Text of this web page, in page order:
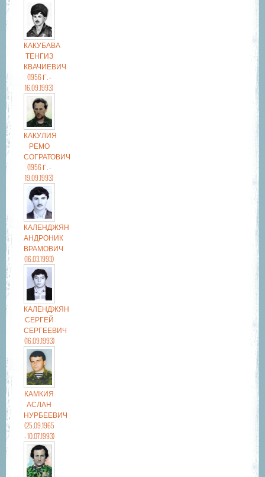
КАКУБАВА
ТЕНГИЗ
КВАЧИЕВИЧ
(1956 Г. -
16.09.1993)
КАКУЛИЯ
РЕМО
СОГРАТОВИЧ
(1956 Г. -
19.09.1993)
КАЛЕНДЖЯН
АНДРОНИК
ВРАМОВИЧ
(16.03.1993)
КАЛЕНДЖЯН
СЕРГЕЙ
СЕРГЕЕВИЧ
(16.09.1993)
КАМКИЯ
АСЛАН
НУРБЕЕВИЧ
(25.09.1965
- 10.07.1993)